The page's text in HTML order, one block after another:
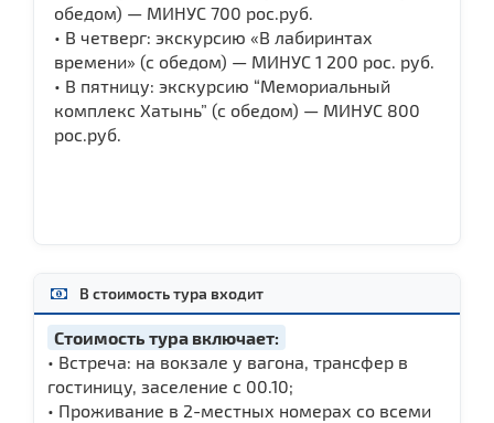
обедом) — МИНУС 700 рос.руб.
• В четверг: экскурсию «В лабиринтах
времени» (с обедом) — МИНУС 1 200 рос. руб.
• В пятницу: экскурсию “Мемориальный
комплекс Хатынь” (с обедом) — МИНУС 800
рос.руб.
В стоимость тура входит
Стоимость тура включает:
• Встреча: на вокзале у вагона, трансфер в
гостиницу, заселение с 00.10;
• Проживание в 2-местных номерах со всеми